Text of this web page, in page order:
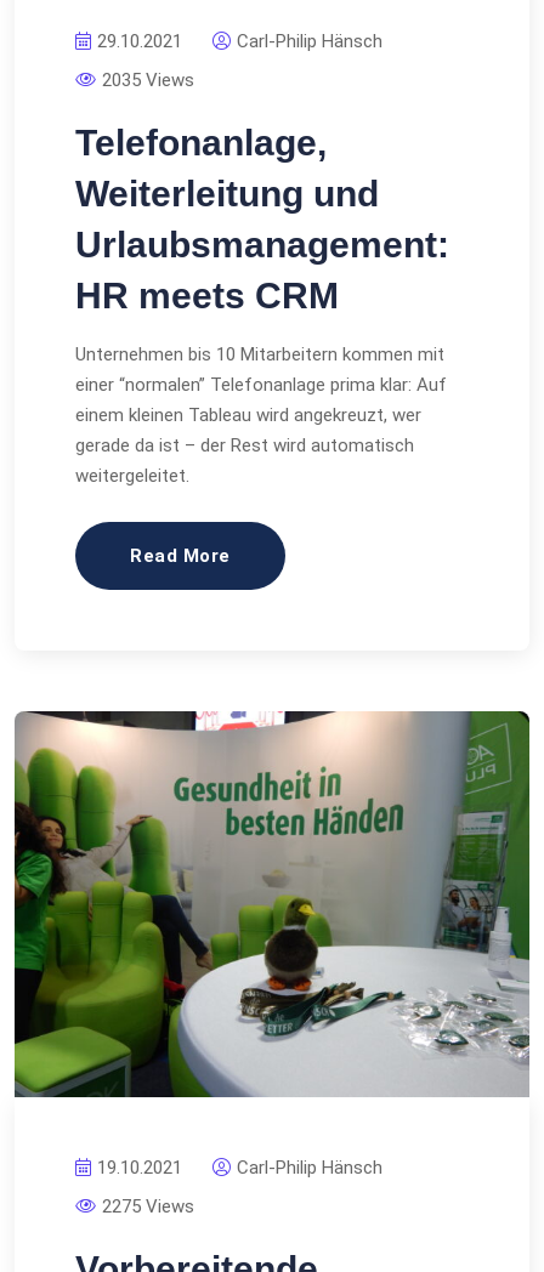
29.10.2021
Carl-Philip Hänsch
2035 Views
Telefonanlage,
Weiterleitung und
Urlaubsmanagement:
HR meets CRM
Unternehmen bis 10 Mitarbeitern kommen mit
einer “normalen” Telefonanlage prima klar: Auf
einem kleinen Tableau wird angekreuzt, wer
gerade da ist – der Rest wird automatisch
weitergeleitet.
Read More
19.10.2021
Carl-Philip Hänsch
2275 Views